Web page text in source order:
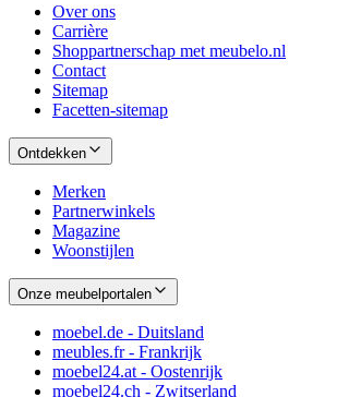
Over ons
Carrière
Shoppartnerschap met meubelo.nl
Contact
Sitemap
Facetten-sitemap
Ontdekken
Merken
Partnerwinkels
Magazine
Woonstijlen
Onze meubelportalen
moebel.de - Duitsland
meubles.fr - Frankrijk
moebel24.at - Oostenrijk
moebel24.ch - Zwitserland